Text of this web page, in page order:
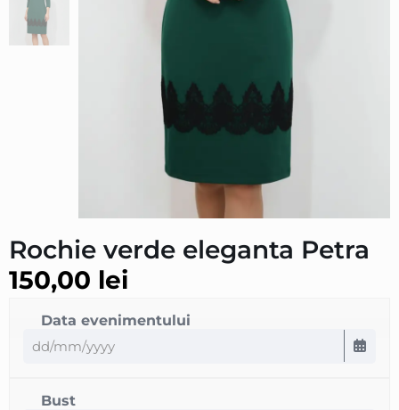
Rochie verde eleganta Petra
150,00 lei
Data evenimentului
Bust